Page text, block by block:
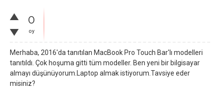
0
oy
Merhaba, 2016'da tanıtılan MacBook Pro Touch Bar'lı modelleri
tanıtıldı. Çok hoşuma gitti tüm modeller. Ben yeni bir bilgisayar
almayı düşünüyorum.Laptop almak istiyorum.Tavsiye eder
misiniz?